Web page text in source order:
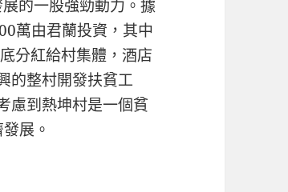
的一股強勁動力。據
萬由君蘭投資，其中
分紅給村集體，酒店
的整村開發扶貧工
慮到熱坤村是一個貧
展。